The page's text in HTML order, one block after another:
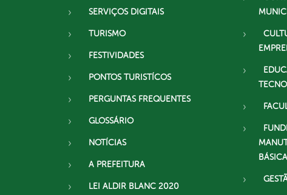
SERVIÇOS DIGITAIS
TURISMO
FESTIVIDADES
PONTOS TURISTÍCOS
PERGUNTAS FREQUENTES
GLOSSÁRIO
NOTÍCIAS
A PREFEITURA
LEI ALDIR BLANC 2020
BÁSICA